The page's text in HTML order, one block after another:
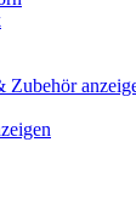
Zubehör